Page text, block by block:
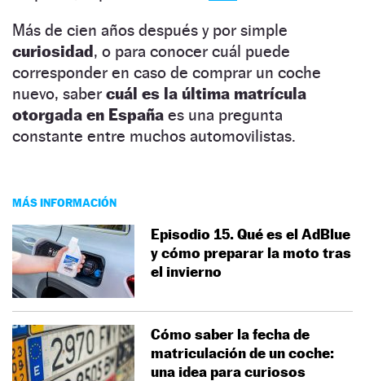
Más de cien años después y por simple
curiosidad, o para conocer cuál puede
corresponder en caso de comprar un coche
nuevo, saber cuál es la última matrícula
otorgada en España es una pregunta
constante entre muchos automovilistas.
MÁS INFORMACIÓN
Episodio 15. Qué es el AdBlue
y cómo preparar la moto tras
el invierno
Cómo saber la fecha de
matriculación de un coche:
una idea para curiosos